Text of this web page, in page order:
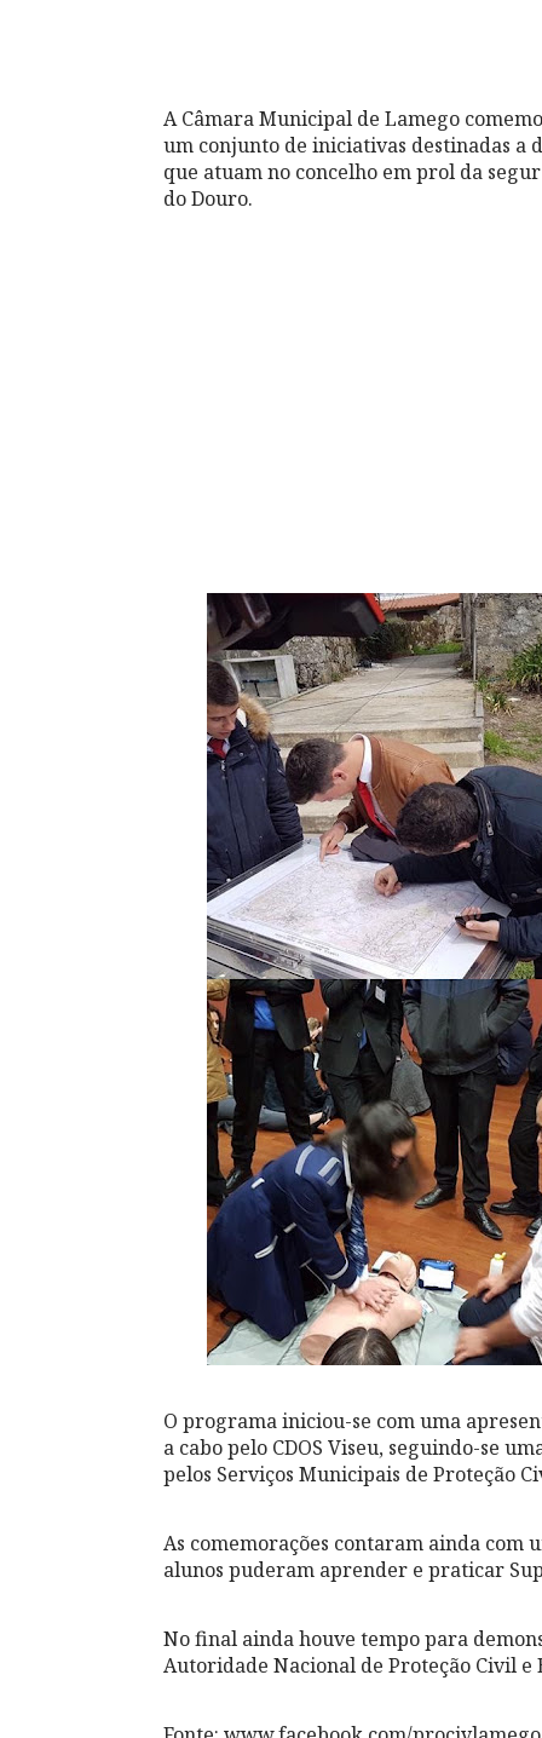
A Câmara Municipal de Lamego
um conjunto de iniciativas destinadas a
que atuam no concelho em prol da
do Douro.
O programa iniciou-se com uma
a cabo pelo CDOS Viseu, seguindo-se
pelos Serviços Municipais de Proteção
As comemorações contaram ainda com
alunos puderam aprender e praticar
No final ainda houve tempo para
Autoridade Nacional de Proteção Civil